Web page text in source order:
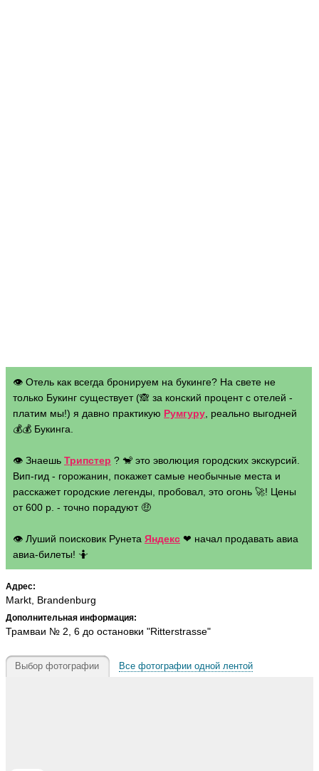
👁 Отель как всегда бронируем на букинге? На свете не
только Букинг существует (🙈 за конский процент с отелей -
платим мы!) я давно практикую Румгуру , реально выгодней
💰💰 Букинга.
👁 Знаешь Трипстер ? 🐒 это эволюция городских экскурсий.
Вип-гид - горожанин, покажет самые необычные места и
расскажет городские легенды, пробовал, это огонь 🚀! Цены
от 600 р. - точно порадуют 🤑
👁 Луший поисковик Рунета Яндекс ❤ начал продавать авиа
авиа-билеты! 🤷
Адрес:
Markt, Brandenburg
Дополнительная информация:
Трамваи № 2, 6 до остановки "Ritterstrasse"
Выбор фотографии Все фотографии одной лентой